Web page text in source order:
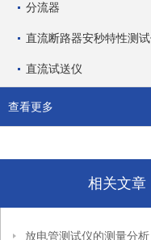
分流器
直流断路器安秒特性测
直流试送仪
查看更多
相关文章
放电管测试仪的测量分析